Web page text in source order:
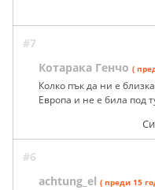
#7
Котарака Генчо (
Колко пък да ни е
Европа и не е била под
#6
achtung_el ( преди 15